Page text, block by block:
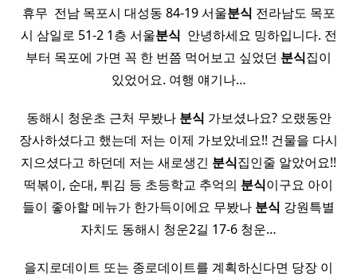
휴무 ​ 전남 목포시 대성동 84-19 서울분식 전라남도 목포
시 삼일로 51-2 1층 서울분식 ​ 안녕하세요 밍하입니다. 전
부터 목포에 가면 꼭 한 번쯤 먹어보고 싶었던 분식집이
있었어요. 여행 얘기나…
동해시 청운초 근처 무봤나 분식 가보셨나요? 오랬동안
장사하셨다고 했는데 저는 이제 가보았네요!! 건물을 다시
지으셨다고 하던데 저는 새로생긴 분식집인줄 알았어요!!
떡볶이, 순대, 튀김 등 초등학교 추억의 분식이구요 아이
들이 좋아할 메뉴가 한가득이에요 무봤나 분식 강원특별
자치도 동해시 청운2길 17-6 청운…
을지로데이트 또는 종로데이트를 계획하신다면 당장 이